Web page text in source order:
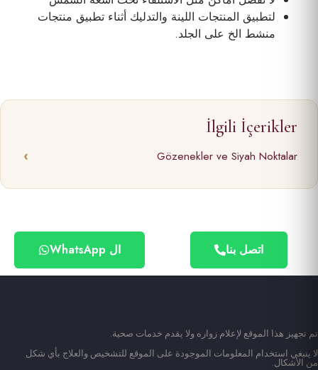
لتطبيق المنتجات اللينة والتدليك أثناء تطبيق منتجات
منشط الخ على الجلد.
İlgili İçerikler
Gözenekler ve Siyah Noktalar
اتصل بنا ال WhatsApp
تم تجهيز هذا الموقع لإعلام زواره ولا يقدم خدمات صحية.
لا ينبغي استخدام المعلومات الموجودة على الموقع للتشخيص والعلاج بأي شكل
من الأشكال.